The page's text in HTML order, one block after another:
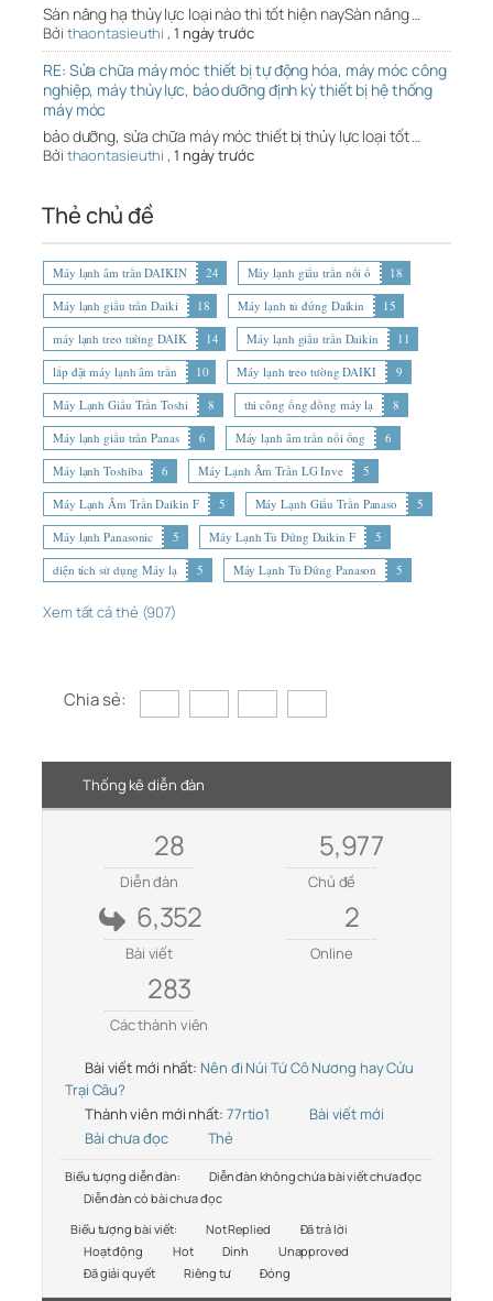
Sàn nâng hạ thủy lực loại nào thì tốt hiện naySàn nâng …
Bởi thaontasieuthi , 1 ngày trước
RE: Sửa chữa máy móc thiết bị tự động hóa, máy móc công
nghiệp, máy thủy lực, bảo dưỡng định kỳ thiết bị hệ thống
máy móc
bảo dưỡng, sửa chữa máy móc thiết bị thủy lực loại tốt …
Bởi thaontasieuthi , 1 ngày trước
Thẻ chủ đề
Máy lạnh âm trần DAIKIN 24 Máy lạnh giấu trần nối ố
18
Máy lạnh giấu trần Daiki
18 Máy lạnh tủ đứng Daikin
15
máy lạnh treo tường DAIK
14 Máy lạnh giấu trần Daikin
11
lắp đặt máy lạnh âm trần
10 Máy lạnh treo tường DAIKI
9
Máy Lạnh Giấu Trần Toshi
8 thi công ống đồng máy lạ
8
Máy lạnh giấu trần Panas
6 Máy lạnh âm trần nối ống
6
Máy lạnh Toshiba
6 Máy Lạnh Âm Trần LG Inve
5
Máy Lạnh Âm Trần Daikin F
5 Máy Lạnh Giấu Trần Panaso
5
Máy lạnh Panasonic
5 Máy Lạnh Tủ Đứng Daikin F
5
diện tích sử dụng Máy lạ
5 Máy Lạnh Tủ Đứng Panason 5
Xem tất cả thẻ (907)
Chia sẻ:
Thống kê diễn đàn
28
Diễn đàn
5,977
Chủ đề
6,352
Bài viết
2
Online
283
Các thành viên
Bài viết mới nhất: Nên đi Núi Tứ Cô Nương hay Cửu
Trại Câu?
Thành viên mới nhất: 77rtio1
Bài viết mới
Bài chưa đọc
Thẻ
Biểu tượng diễn đàn:
Diễn đàn không chứa bài viết chưa đọc
Diễn đàn có bài chưa đọc
Biểu tượng bài viết:
Not Replied
Đã trả lời
Hoạt động
Hot Dính
Unapproved
Đã giải quyết
Riêng tư Đóng